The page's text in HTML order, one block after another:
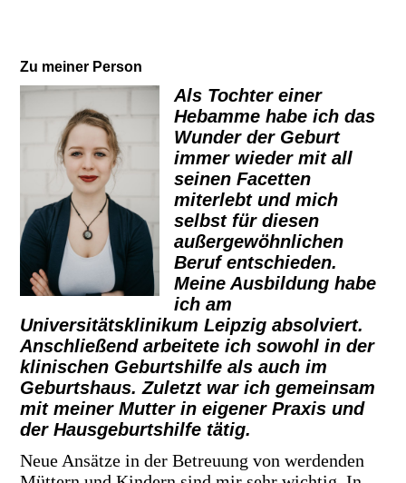
Zu meiner Person
Als Tochter einer
Hebamme habe ich das
Wunder der Geburt
immer wieder mit all
seinen Facetten
miterlebt und mich
selbst für diesen
außergewöhnlichen
Beruf entschieden.
Meine Ausbildung habe
ich am
Universitätsklinikum Leipzig absolviert.
Anschließend arbeitete ich sowohl in der
klinischen Geburtshilfe als auch im
Geburtshaus. Zuletzt war ich gemeinsam
mit meiner Mutter in eigener Praxis und
der Hausgeburtshilfe tätig.
Neue Ansätze in der Betreuung von werdenden